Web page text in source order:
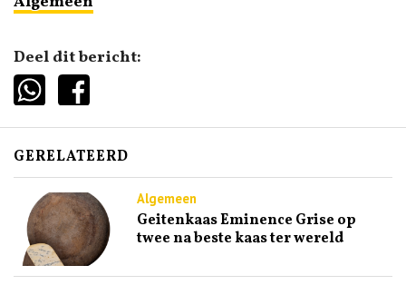
Deel dit bericht:
GERELATEERD
Algemeen
Geitenkaas Eminence Grise op
twee na beste kaas ter wereld